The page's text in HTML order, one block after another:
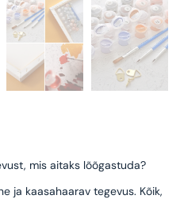
mis aitaks lõõgastuda?
ja kaasahaarav tegevus. Kõik,